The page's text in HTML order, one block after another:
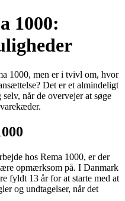
1000:
1000, men er i tvivl om, hvor
Det er et almindeligt
når de overvejer at søge
hos Rema 1000, er der
opmærksom på. I Danmark
fyldt 13 år for at starte med at
og undtagelser, når det